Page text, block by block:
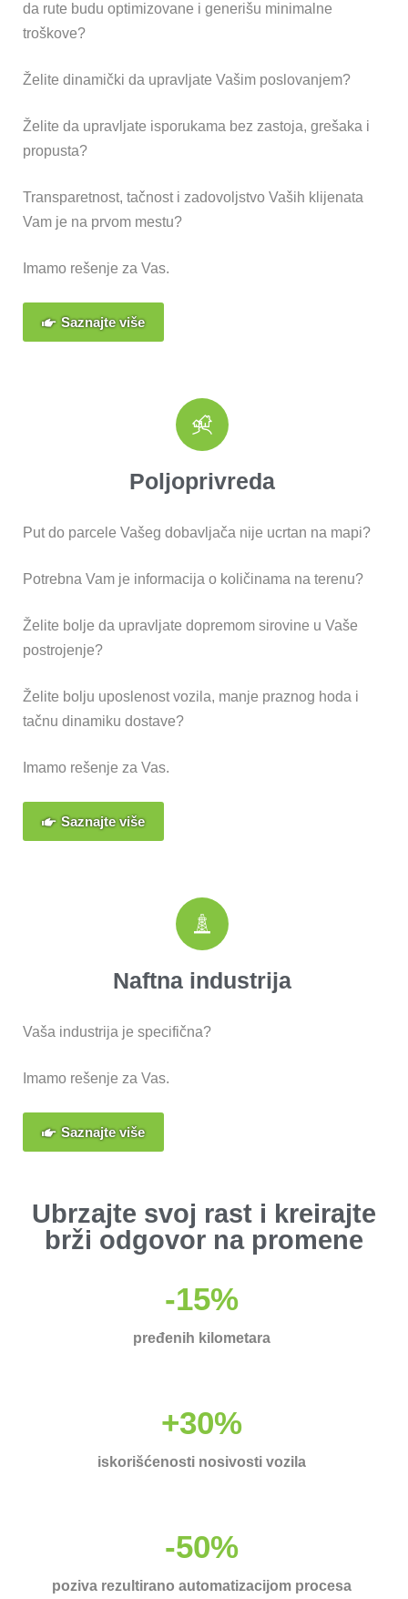
da rute budu optimizovane i generišu minimalne
troškove?
Želite dinamički da upravljate Vašim poslovanjem?
Želite da upravljate isporukama bez zastoja, grešaka i
propusta?
Transparetnost, tačnost i zadovoljstvo Vaših klijenata
Vam je na prvom mestu?
Imamo rešenje za Vas.
Saznajte više
Poljoprivreda
Put do parcele Vašeg dobavljača nije ucrtan na mapi?
Potrebna Vam je informacija o količinama na terenu?
Želite bolje da upravljate dopremom sirovine u Vaše
postrojenje?
Želite bolju uposlenost vozila, manje praznog hoda i
tačnu dinamiku dostave?
Imamo rešenje za Vas.
Saznajte više
Naftna industrija
Vaša industrija je specifična?
Imamo rešenje za Vas.
Saznajte više
Ubrzajte svoj rast i kreirajte
brži odgovor na promene
-15%
pređenih kilometara
+30%
iskorišćenosti nosivosti vozila
-50%
poziva rezultirano automatizacijom procesa